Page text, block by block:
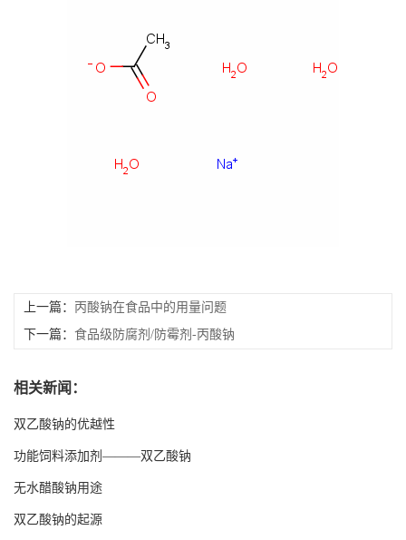
EN
上一篇： 丙酸钠在食品中的用量问题
下一篇： 食品级防腐剂/防霉剂-丙酸钠
相关新闻：
双乙酸钠的优越性
功能饲料添加剂———双乙酸钠
无水醋酸钠用途
双乙酸钠的起源